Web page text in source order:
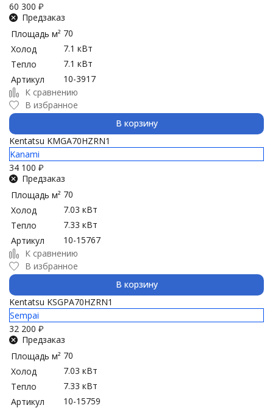
60 300 ₽
Предзаказ
Площадь м² 70
Холод
7.1 кВт
Тепло
7.1 кВт
Артикул
10-3917
К сравнению
В избранное
В корзину
Kentatsu KMGA70HZRN1
Kanami
34 100 ₽
Предзаказ
Площадь м² 70
Холод
7.03 кВт
Тепло
7.33 кВт
Артикул
10-15767
К сравнению
В избранное
В корзину
Kentatsu KSGPA70HZRN1
Sempai
32 200 ₽
Предзаказ
Площадь м² 70
Холод
7.03 кВт
Тепло
7.33 кВт
Артикул
10-15759